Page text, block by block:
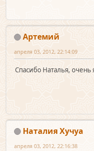
Артемий
апреля 03, 2012, 22:14:09
Спасибо Наталья, очень
Наталия Хучуа
апреля 03, 2012, 22:16:38